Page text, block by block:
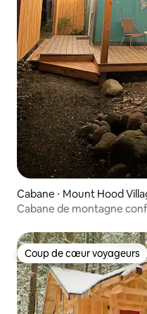
Cabane ⋅ Mount Hood
Cabane de montagne
Coup de cœur voyageurs
Coup de cœur voyageurs